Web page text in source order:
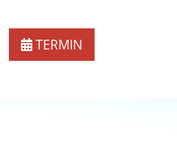
TERMIN